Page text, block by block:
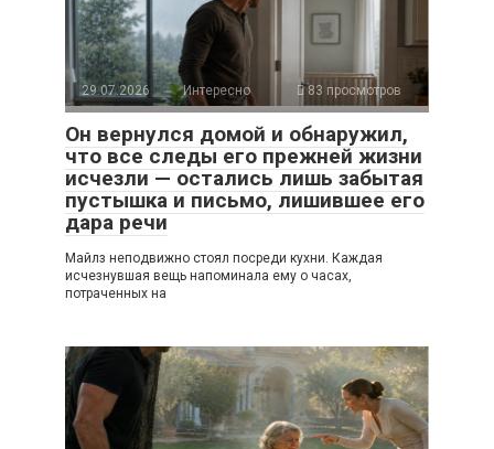
29.07.2026 Интересно 83 просмотров
Он вернулся домой и обнаружил,
что все следы его прежней жизни
исчезли — остались лишь забытая
пустышка и письмо, лишившее его
дара речи
Майлз неподвижно стоял посреди кухни. Каждая
исчезнувшая вещь напоминала ему о часах,
потраченных на